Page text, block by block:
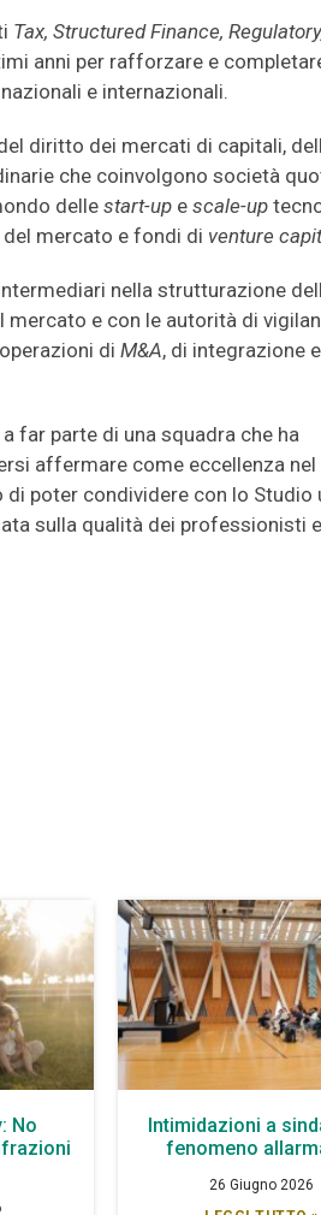
Tax, Structured Finance,
anni per rafforzare e
e internazionali.
diritto dei mercati di capitali,
che coinvolgono società
dellestart-up e scale-up
del mercato e fondi di venture
nella strutturazione
mercato e con le autorità di
di M&A, di integrazione
far parte di una squadra che ha
affermare come eccellenza nel
poter condividere con lo Studio
sulla qualità dei professionisti e
No
Intimidazioni a
fenomeno
26 Giugno 2026